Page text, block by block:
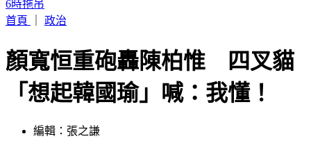
首頁｜
顏寬恒重砲轟陳柏惟 四叉貓
「想起韓國瑜」喊：我懂！
發佈時間：2021.10.21 09:43